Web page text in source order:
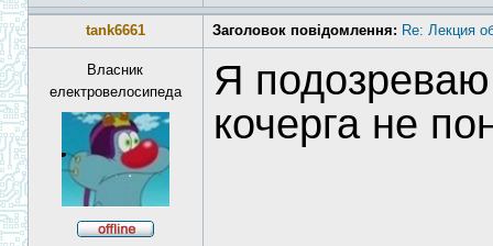
tank6661 Заголовок повідомлення: Re: Лекция
Власник
електровелосипеда
Я
кочерга не